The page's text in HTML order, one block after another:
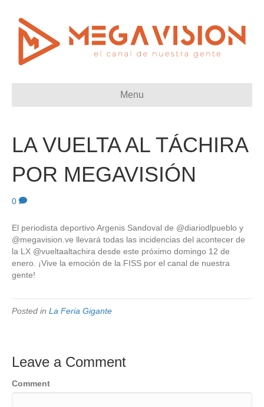
Menu
LA VUELTA AL TÁCHIRA
POR MEGAVISIÓN
0
El periodista deportivo Argenis Sandoval de @diariodlpueblo y
@megavision.ve llevará todas las incidencias del acontecer de
la LX @vueltaaltachira desde este próximo domingo 12 de
enero. ¡Vive la emoción de la FISS por el canal de nuestra
gente!
Posted in La Feria Gigante
Leave a Comment
Comment